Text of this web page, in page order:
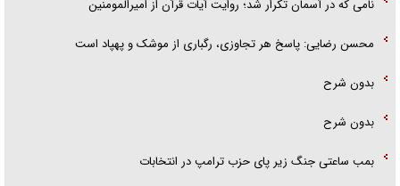
نامی که در آسمان تکرار شد؛ روایت آیات قرآن از امیرالمومنین
محسن رضایی: پاسخ هر تجاوزی، رگباری از موشک و پهپاد است
بدون شرح
بدون شرح
بمب ساعتی جنگ زیر پای حزب ترام‍پ در انتخابات